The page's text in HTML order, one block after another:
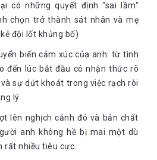
chuyển nhà một lần nữa.”
ai chào đón, không ai cảm thông, Z
tuổi đã phải tự gồng mình chiến đấu
lời cay nghiệt, đến từ chính
hiện, tất cả mọi cái đầu đều quay về
động đều dừng lại. Và sau đó, tất
ghế lùi lại, tạo ra những tiếng rít
và nhanh chóng lao về phía tôi…
bắt đầu la hét, những tiếng la hét
cùng một câu hỏi: ‘Bố mày giết giáo
có những quyết định "sai lầm"
chọn trở thành sát nhân và mẹ
đội lốt khủng bố)
biến cảm xúc của anh: từ tình
đến lúc bắt đầu có nhận thức rõ
sự dứt khoát trong việc rạch ròi
lý.
lên nghịch cảnh đó và bản chất
anh không hề bị mai một dù
rất nhiều tiêu cực.